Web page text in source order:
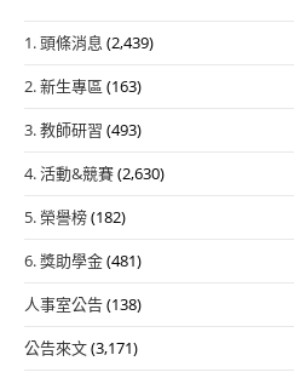
1. 頭條消息 (2,439)
2. 新生專區 (163)
3. 教師研習 (493)
4. 活動&競賽(2,630)
5. 榮譽榜(182)
6. 獎助學金(481)
人事室公告(138)
公告來文(3,171)